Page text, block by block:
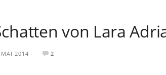
von Lara
2014 2